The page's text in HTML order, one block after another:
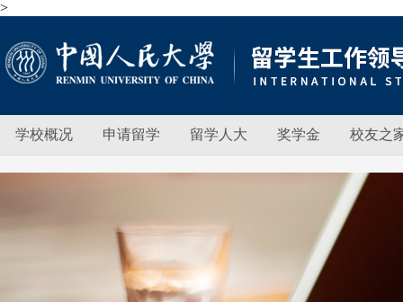
>
学校概况 申请留学 留学人大 奖学金 校友之